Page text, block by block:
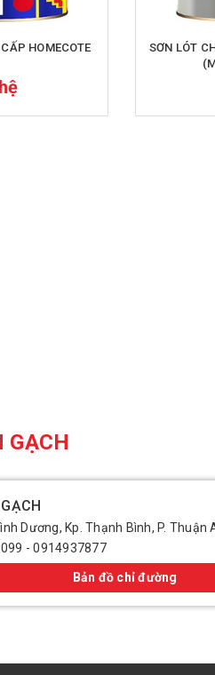
HOMECOTE
SƠN LÓT
GẠCH
Dương, Kp. Thạnh Bình, P. Thuận
-0914937877
Bản đồ chỉ đường